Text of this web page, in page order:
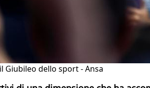
Giubileo dello sport - Ansa